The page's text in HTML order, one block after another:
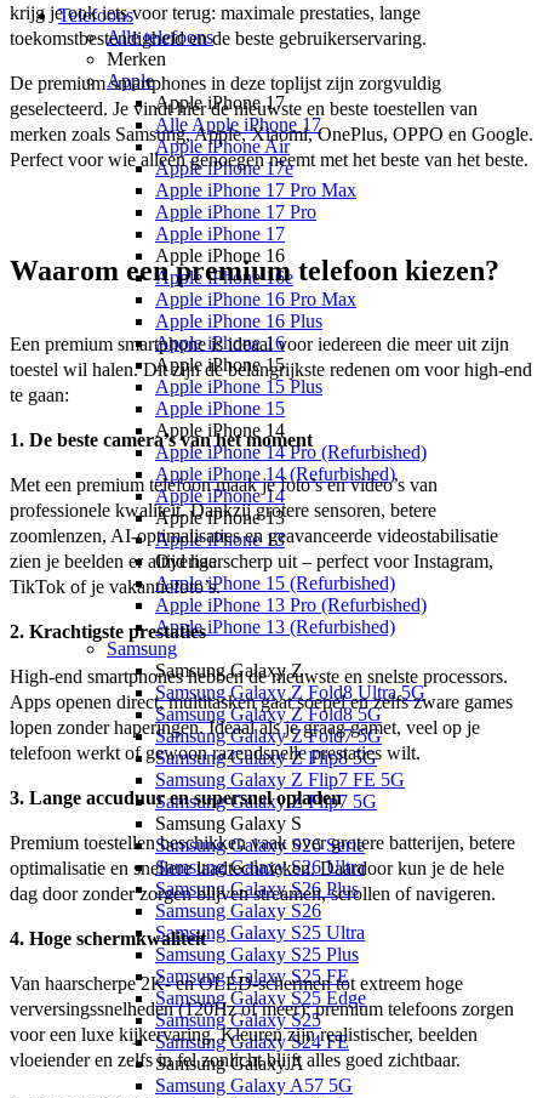
Telefoons
Alle telefoons
Merken
Apple
Apple iPhone 17
Alle Apple iPhone 17
Apple iPhone Air
Apple iPhone 17e
Apple iPhone 17 Pro Max
Apple iPhone 17 Pro
Apple iPhone 17
Apple iPhone 16
Apple iPhone 16e
Apple iPhone 16 Pro Max
Apple iPhone 16 Plus
Apple iPhone 16
Apple iPhone 15
Apple iPhone 15 Plus
Apple iPhone 15
Apple iPhone 14
Apple iPhone 14 Pro (Refurbished)
Apple iPhone 14 (Refurbished)
Apple iPhone 14
Apple iPhone 13
Apple iPhone 13
Overige
Apple iPhone 15 (Refurbished)
Apple iPhone 13 Pro (Refurbished)
Apple iPhone 13 (Refurbished)
Samsung
Samsung Galaxy Z
Samsung Galaxy Z Fold8 Ultra 5G
Samsung Galaxy Z Fold8 5G
Samsung Galaxy Z Fold7 5G
Samsung Galaxy Z Flip8 5G
Samsung Galaxy Z Flip7 FE 5G
Samsung Galaxy Z Flip7 5G
Samsung Galaxy S
Samsung Galaxy S26 Serie
Samsung Galaxy S26 Ultra
Samsung Galaxy S26 Plus
Samsung Galaxy S26
Samsung Galaxy S25 Ultra
Samsung Galaxy S25 Plus
Samsung Galaxy S25 FE
Samsung Galaxy S25 Edge
Samsung Galaxy S25
Samsung Galaxy S24 FE
Samsung Galaxy A
Samsung Galaxy A57 5G
krijg je ook iets voor terug: maximale prestaties, lange
toekomstbestendigheid en de beste gebruikerservaring.
De premium smartphones in deze toplijst zijn zorgvuldig
geselecteerd. Je vindt hier de nieuwste en beste toestellen van
merken zoals Samsung, Apple, Xiaomi, OnePlus, OPPO en Google.
Perfect voor wie alleen genoegen neemt met het beste van het beste.
Waarom een premium telefoon kiezen?
Een premium smartphone is ideaal voor iedereen die meer uit zijn
toestel wil halen. Dit zijn de belangrijkste redenen om voor high-end
te gaan:
1. De beste camera’s van het moment
Met een premium telefoon maak je foto’s en video’s van
professionele kwaliteit. Dankzij grotere sensoren, betere
zoomlenzen, AI-optimalisaties en geavanceerde videostabilisatie
zien je beelden er altijd haarscherp uit – perfect voor Instagram,
TikTok of je vakantiefoto’s.
2. Krachtigste prestaties
High-end smartphones hebben de nieuwste en snelste processors.
Apps openen direct, multitasken gaat soepel en zelfs zware games
lopen zonder haperingen. Ideaal als je graag gamet, veel op je
telefoon werkt of gewoon razendsnelle prestaties wilt.
3. Lange accuduur en supersnel opladen
Premium toestellen beschikken vaak over grotere batterijen, betere
optimalisatie en snellere laadtechnieken. Daardoor kun je de hele
dag door zonder zorgen blijven streamen, scrollen of navigeren.
4. Hoge schermkwaliteit
Van haarscherpe 2K- en OLED-schermen tot extreem hoge
verversingssnelheden (120Hz of meer): premium telefoons zorgen
voor een luxe kijkervaring. Kleuren zijn realistischer, beelden
vloeiender en zelfs in fel zonlicht blijft alles goed zichtbaar.